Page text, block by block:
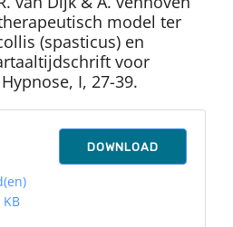
model ter
(spasticus) en
voor
I, 27-39.
DOWNLOAD